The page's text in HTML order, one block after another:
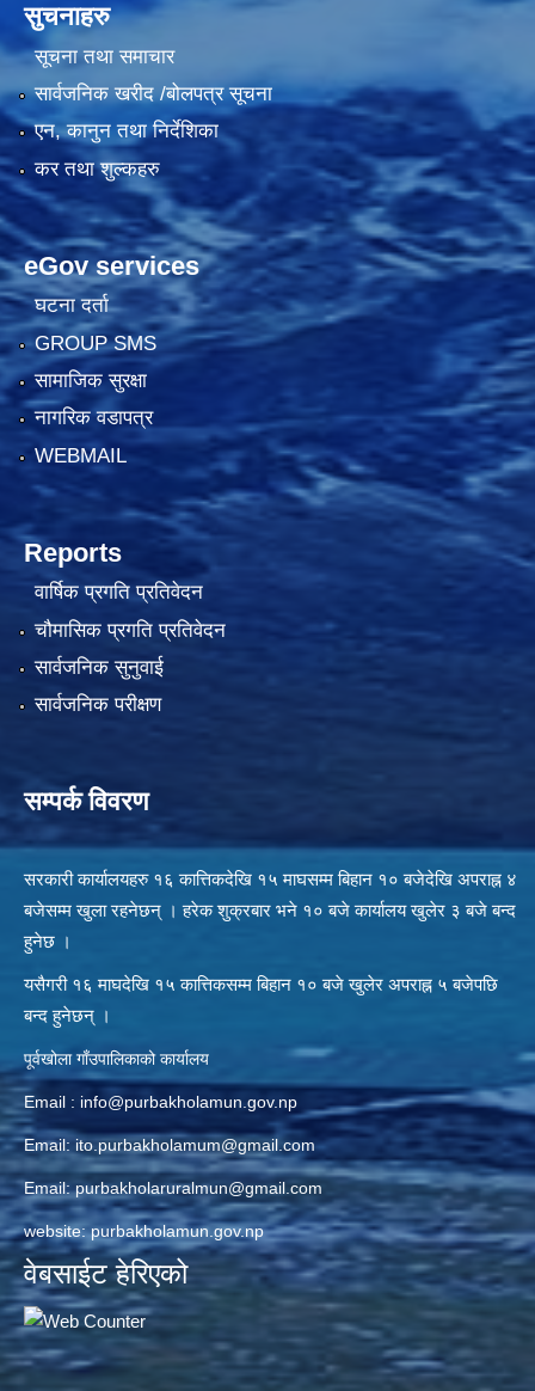
सुचनाहरु
सूचना तथा समाचार
सार्वजनिक खरीद /बोलपत्र सूचना
एन, कानुन तथा निर्देशिका
कर तथा शुल्कहरु
eGov services
घटना दर्ता
GROUP SMS
सामाजिक सुरक्षा
नागरिक वडापत्र
WEBMAIL
Reports
वार्षिक प्रगति प्रतिवेदन
चौमासिक प्रगति प्रतिवेदन
सार्वजनिक सुनुवाई
सार्वजनिक परीक्षण
सम्पर्क विवरण
सरकारी कार्यालयहरु १६ कात्तिकदेखि १५ माघसम्म बिहान १० बजेदेखि अपराह्न ४
बजेसम्म खुला रहनेछन् । हरेक शुक्रबार भने १० बजे कार्यालय खुलेर ३ बजे बन्द
हुनेछ ।
यसैगरी १६ माघदेखि १५ कात्तिकसम्म बिहान १० बजे खुलेर अपराह्न ५ बजेपछि
बन्द हुनेछन् ।
पूर्वखोला गाँउपालिकाको कार्यालय
Email : info@purbakholamun.gov.np
Email: ito.purbakholamum@gmail.com
Email:purbakholaruralmun@gmail.com
website: purbakholamun.gov.np
वेबसाईट हेरिएको